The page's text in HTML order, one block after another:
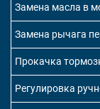
Замена масла в
Замена рычага
Прокачка
Регулировка